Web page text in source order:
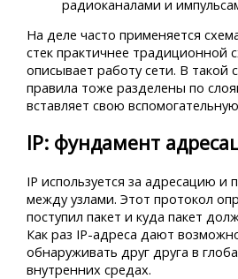
радиоканалами и
На деле часто применяется
стек практичнее традиционной
описывает работу сети. В такой
правила тоже разделены по
вставляет свою
IP: фундамент
IP используется за адресацию и
между узлами. Этот протокол
поступил пакет и куда пакет
Как раз IP-адреса дают
обнаруживать друг друга в
внутренних средах.